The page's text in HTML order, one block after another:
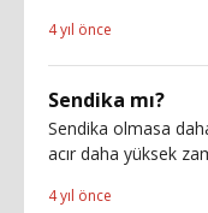
4 yıl önce
Sendika mı?
Sendika olmasa
acır daha yüksek
4 yıl önce